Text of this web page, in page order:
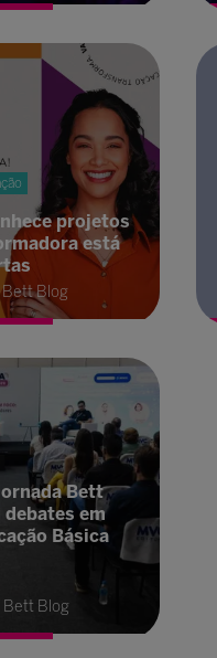
projetos
está
Blog
Bett
em
Básica
Bett Blog